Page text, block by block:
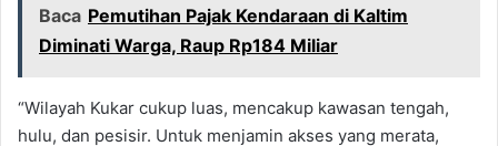
Baca Pemutihan Pajak Kendaraan di Kaltim
Diminati Warga, Raup Rp184 Miliar
“Wilayah Kukar cukup luas, mencakup kawasan tengah,
hulu, dan pesisir. Untuk menjamin akses yang merata,